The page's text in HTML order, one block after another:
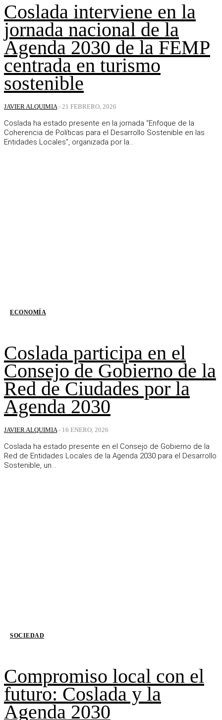
Coslada interviene en la
jornada nacional de la
Agenda 2030 de la FEMP
centrada en turismo
sostenible
JAVIER ALQUIMIA - 21 FEBRERO, 2026
Coslada ha estado presente en la jornada “Enfoque de la
Coherencia de Políticas para el Desarrollo Sostenible en las
Entidades Locales”, organizada por la...
ECONOMÍA
Coslada participa en el
Consejo de Gobierno de la
Red de Ciudades por la
Agenda 2030
JAVIER ALQUIMIA - 16 ENERO, 2026
Coslada ha estado presente en el Consejo de Gobierno de la
Red de Entidades Locales de la Agenda 2030 para el Desarrollo
Sostenible, un...
SOCIEDAD
Compromiso local con el
futuro: Coslada y la
Agenda 2030